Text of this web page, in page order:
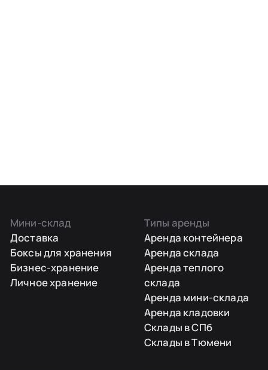
Мини-склад
Доставка
Боксы для хранения
Бизнес-хранение
Личное хранение
Типы аренды
Аренда контейнера
Аренда склада
Аренда теплого
склада
Аренда мини-склада
Аренда кладовки
Склады в СПб
Склады в Тюмени